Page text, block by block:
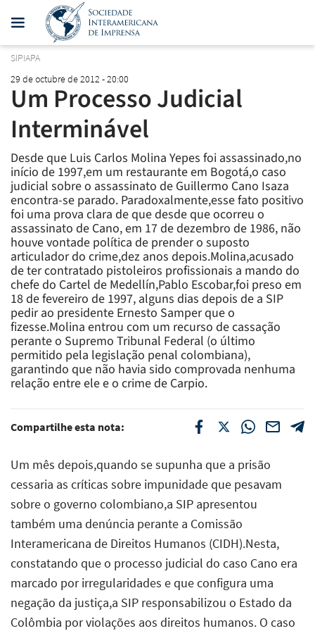
SIPIAPA
29 de octubre de 2012 - 20:00
Um Processo Judicial
Interminável
Desde que Luis Carlos Molina Yepes foi assassinado,no
início de 1997,em um restaurante em Bogotá,o caso
judicial sobre o assassinato de Guillermo Cano Isaza
encontra-se parado. Paradoxalmente,esse fato positivo
foi uma prova clara de que desde que ocorreu o
assassinato de Cano, em 17 de dezembro de 1986, não
houve vontade política de prender o suposto
articulador do crime,dez anos depois.Molina,acusado
de ter contratado pistoleiros profissionais a mando do
chefe do Cartel de Medellín,Pablo Escobar,foi preso em
18 de fevereiro de 1997, alguns dias depois de a SIP
pedir ao presidente Ernesto Samper que o
fizesse.Molina entrou com um recurso de cassação
perante o Supremo Tribunal Federal (o último
permitido pela legislação penal colombiana),
garantindo que não havia sido comprovada nenhuma
relação entre ele e o crime de Carpio.
Compartilhe esta nota:
Um mês depois,quando se supunha que a prisão
cessaria as críticas sobre impunidade que pesavam
sobre o governo colombiano,a SIP apresentou
também uma denúncia perante a Comissão
Interamericana de Direitos Humanos (CIDH).Nesta,
constatando que o processo judicial do caso Cano era
marcado por irregularidades e que configura uma
negação da justiça,a SIP responsabilizou o Estado da
Colômbia por violações aos direitos humanos. O caso